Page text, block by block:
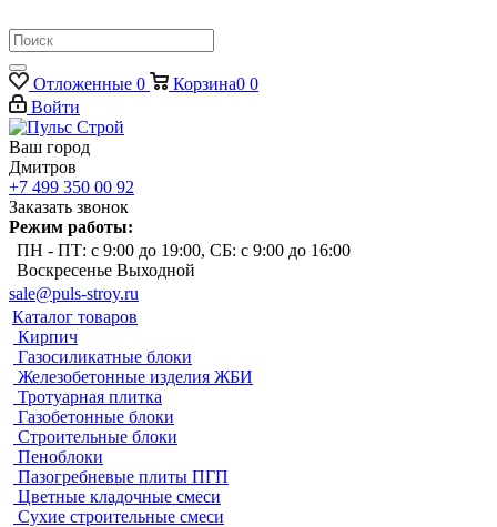
Отложенные 0 Корзина0 0
Войти
Ваш город
Дмитров
+7 499 350 00 92
Заказать звонок
Режим работы:
ПН - ПТ: с 9:00 до 19:00, СБ: с 9:00 до 16:00
Воскресенье Выходной
sale@puls-stroy.ru
Каталог товаров
Кирпич
Газосиликатные блоки
Железобетонные изделия ЖБИ
Тротуарная плитка
Газобетонные блоки
Строительные блоки
Пеноблоки
Пазогребневые плиты ПГП
Цветные кладочные смеси
Сухие строительные смеси